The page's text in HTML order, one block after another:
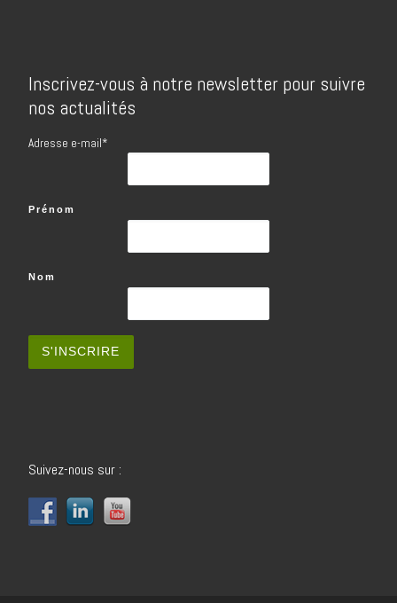
Inscrivez-vous à notre newsletter pour suivre
nos actualités
Adresse e-mail*
Prénom
Nom
Suivez-nous sur :